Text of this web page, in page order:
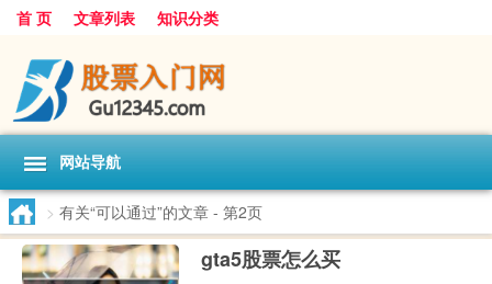
首 页 文章列表 知识分类
网站导航
> 有关“可以通过”的文章 - 第2页
gta5股票怎么买